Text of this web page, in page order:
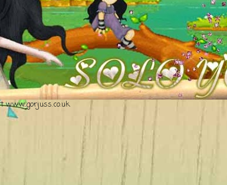
www.gorjuss.co.uk